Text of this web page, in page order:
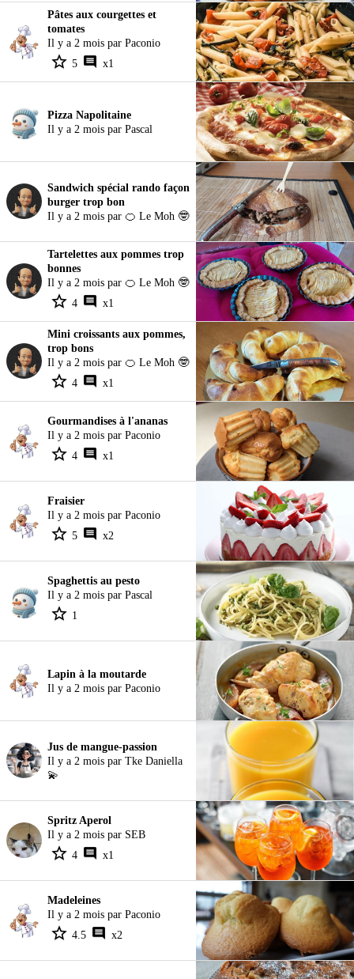
Pâtes aux courgettes et
tomates
Il y a 2 mois par Paconio
5
x1
Pizza Napolitaine
Il y a 2 mois par Pascal
Sandwich spécial rando façon
burger trop bon
Il y a 2 mois par 🍊 Le Moh 🤓
Tartelettes aux pommes trop
bonnes
Il y a 2 mois par 🍊 Le Moh 🤓
4
x1
Mini croissants aux pommes,
trop bons
Il y a 2 mois par 🍊 Le Moh 🤓
4
x1
Gourmandises à l'ananas
Il y a 2 mois par Paconio
4
x1
Fraisier
Il y a 2 mois par Paconio
5
x2
Spaghettis au pesto
Il y a 2 mois par Pascal
1
Lapin à la moutarde
Il y a 2 mois par Paconio
Jus de mangue-passion
Il y a 2 mois par Tke Daniella
💫
Spritz Aperol
Il y a 2 mois par SEB
4
x1
Madeleines
Il y a 2 mois par Paconio
4.5
x2